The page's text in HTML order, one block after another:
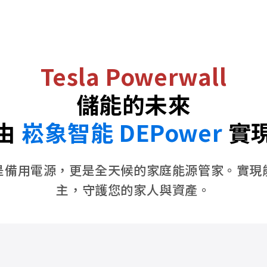
Tesla Powerwall
儲能的未來
崧象智能 DEPower 實
備用電源，更是全天候的家庭能源管家。實現
主，守護您的家人與資產。